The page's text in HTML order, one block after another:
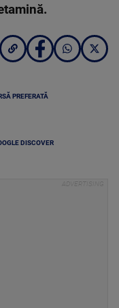
PREFERATĂ
DISCOVER